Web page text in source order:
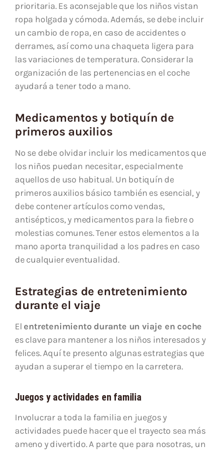
prioritaria. Es aconsejable que los niños vistan
ropa holgada y cómoda. Además, se debe incluir
un cambio de ropa, en caso de accidentes o
derrames, así como una chaqueta ligera para
las variaciones de temperatura. Considerar la
organización de las pertenencias en el coche
ayudará a tener todo a mano.
Medicamentos y botiquín de
primeros auxilios
No se debe olvidar incluir los medicamentos que
los niños puedan necesitar, especialmente
aquellos de uso habitual. Un botiquín de
primeros auxilios básico también es esencial, y
debe contener artículos como vendas,
antisépticos, y medicamentos para la fiebre o
molestias comunes. Tener estos elementos a la
mano aporta tranquilidad a los padres en caso
de cualquier eventualidad.
Estrategias de entretenimiento
durante el viaje
El entretenimiento durante un viaje en coche
es clave para mantener a los niños interesados y
felices. Aquí te presento algunas estrategias que
ayudan a superar el tiempo en la carretera.
Juegos y actividades en familia
Involucrar a toda la familia en juegos y
actividades puede hacer que el trayecto sea más
ameno y divertido. A parte que para nosotras, un